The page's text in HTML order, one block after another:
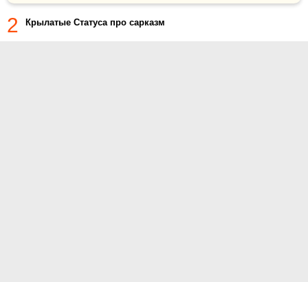
2 Крылатые Статуса про сарказм